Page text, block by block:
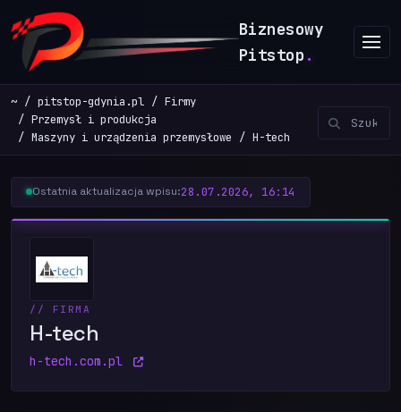
Biznesowy
Pitstop .
~ pitstop-gdynia.pl
Firmy
Przemysł i produkcja
Maszyny i urządzenia przemysłowe
H-tech
Ostatnia aktualizacja wpisu:28.07.2026, 16:14
// FIRMA
H-tech
h-tech.com.pl